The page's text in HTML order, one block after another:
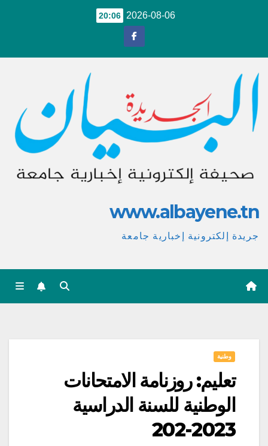
2026-08-06
20:06
www.albayene.tn
جريدة إلكترونية إخبارية جامعة
وطنية
تعليم: روزنامة الامتحانات
الوطنية للسنة الدراسية
2023-202